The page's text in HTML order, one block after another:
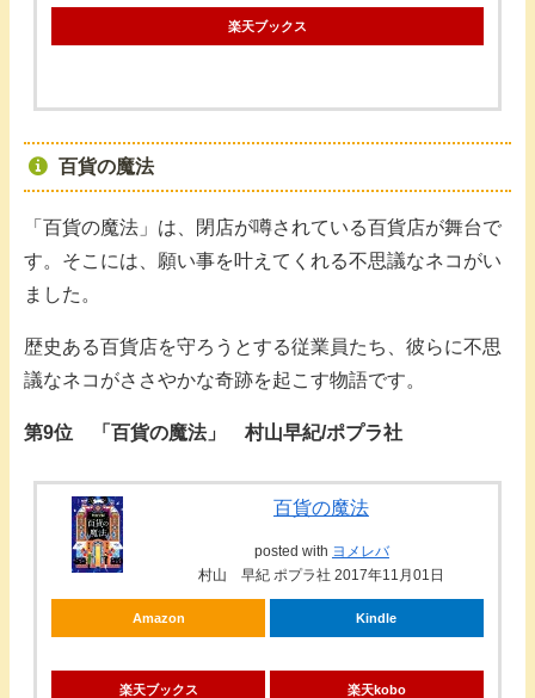
楽天ブックス
百貨の魔法
「百貨の魔法」は、閉店が噂されている百貨店が舞台で
す。そこには、願い事を叶えてくれる不思議なネコがい
ました。
歴史ある百貨店を守ろうとする従業員たち、彼らに不思
議なネコがささやかな奇跡を起こす物語です。
第9位 「百貨の魔法」 村山早紀/ポプラ社
百貨の魔法
posted with ヨメレバ
村山 早紀 ポプラ社 2017年11月01日
Amazon Kindle
楽天ブックス 楽天kobo